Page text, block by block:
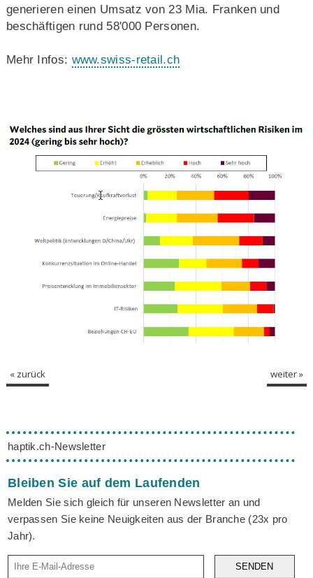
generieren einen Umsatz von 23 Mia. Franken und
beschäftigen rund 58'000 Personen.
Mehr Infos: www.swiss-retail.ch
« zurück weiter »
haptik.ch-Newsletter
Bleiben Sie auf dem Laufenden
Melden Sie sich gleich für unseren Newsletter an und
verpassen Sie keine Neuigkeiten aus der Branche (23x pro
Jahr).
SENDEN